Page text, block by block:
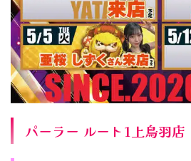
パーラー ルート1上鳥羽店